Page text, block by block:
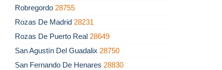
Robregordo 28755
Rozas De Madrid 28231
Rozas De Puerto Real 28649
San Agustín Del Guadalix 28750
San Fernando De Henares 28830